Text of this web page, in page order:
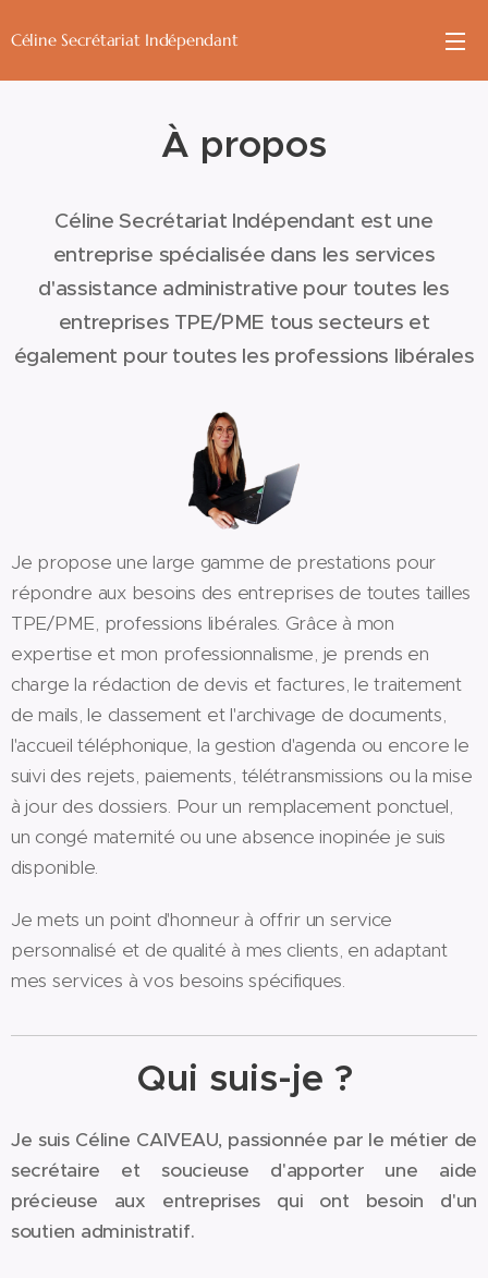
Céline Secrétariat Indépendant
À propos
Céline Secrétariat Indépendant est une
entreprise spécialisée dans les services
d'assistance administrative pour toutes les
entreprises TPE/PME tous secteurs et
également pour toutes les professions libérales
Je propose une large gamme de prestations pour
répondre aux besoins des entreprises de toutes tailles
TPE/PME, professions libérales. Grâce à mon
expertise et mon professionnalisme, je prends en
charge la rédaction de devis et factures, le traitement
de mails, le classement et l'archivage de documents,
l'accueil téléphonique, la gestion d'agenda ou encore le
suivi des rejets, paiements, télétransmissions ou la mise
à jour des dossiers. Pour un remplacement ponctuel,
un congé maternité ou une absence inopinée je suis
disponible.
Je mets un point d'honneur à offrir un service
personnalisé et de qualité à mes clients, en adaptant
mes services à vos besoins spécifiques.
Qui suis-je ?
Je suis Céline CAIVEAU, passionnée par le métier de
secrétaire et soucieuse d'apporter une aide
précieuse aux entreprises qui ont besoin d'un
soutien administratif.